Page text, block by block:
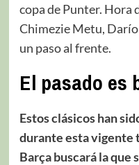
copa de Punter. Hora
Chimezie Metu,
un paso al frente.
El pasado es
Estos clásicos han
durante esta vigente
Barça buscará la